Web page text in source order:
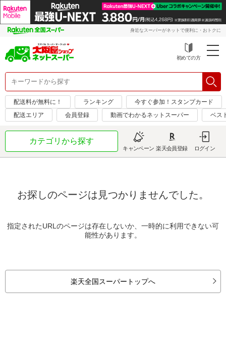
身近なスーパーがネットで便利に・おトクに
初めての方
配送料が無料に！ ランキング
今すぐ参加！スタンプカード
配送エリア
会員登録 動画でわかるネットスーパー ベス
カテゴリから探す
キャンペーン 楽天会員登録 ログイン
お探しのページは見つかりませんでした。
指定されたURLのページは存在しないか、一時的に利用できない可
能性があります。
楽天全国スーパートップへ